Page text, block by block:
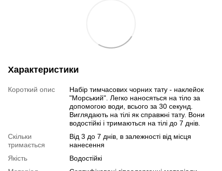
Характеристики
Короткий опис
Набір тимчасових чорних тату - наклейок
"Морський". Легко наносяться на тіло за
допомогою води, всього за 30 секунд.
Виглядають на тілі як справжні тату. Вони
водостійкі і тримаються на тілі до 7 днів.
Скільки
тримається
Від 3 до 7 днів, в залежності від місця
нанесення
Якість
Водостійкі